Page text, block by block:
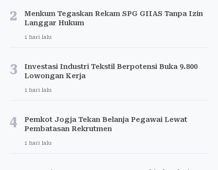
2
Menkum Tegaskan Rekam SPG GIIAS Tanpa Izin
Langgar Hukum
1 hari lalu
3
Investasi Industri Tekstil Berpotensi Buka 9.800
Lowongan Kerja
1 hari lalu
4
Pemkot Jogja Tekan Belanja Pegawai Lewat
Pembatasan Rekrutmen
1 hari lalu